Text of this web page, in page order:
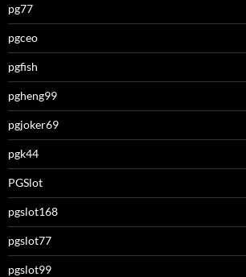
pg77
pgceo
pgfish
pgheng99
pgjoker69
pgk44
PGSlot
pgslot168
pgslot77
pgslot99